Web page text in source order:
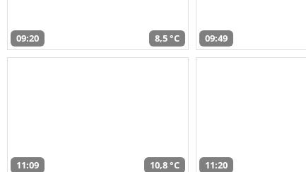
09:20 8,5 °C 09:49
11:09 10,8 °C 11:20